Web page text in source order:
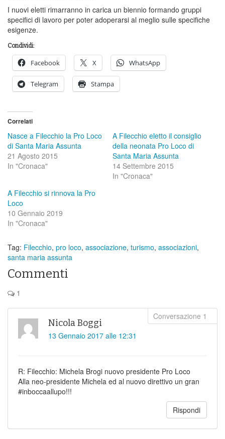
I nuovi eletti rimarranno in carica un biennio formando gruppi
specifici di lavoro per poter adoperarsi al meglio sulle specifiche
esigenze.
Condividi:
Facebook X WhatsApp
Telegram Stampa
Correlati
Nasce a Filecchio la Pro Loco
di Santa Maria Assunta
21 Agosto 2015
In "Cronaca"
A Filecchio eletto il consiglio
della neonata Pro Loco di
Santa Maria Assunta
14 Settembre 2015
In "Cronaca"
A Filecchio si rinnova la Pro
Loco
10 Gennaio 2019
In "Cronaca"
Tag: Filecchio, pro loco, associazione, turismo, associazioni,
santa maria assunta
Commenti
1
Nicola Boggi
13 Gennaio 2017 alle 12:31
R: Filecchio: Michela Brogi nuovo presidente Pro Loco
Alla neo-presidente Michela ed al nuovo direttivo un gran
#inboccaallupo!!!
Rispondi